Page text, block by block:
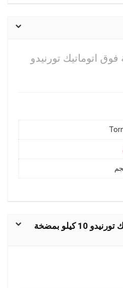
اتوماتيك تورنيدو
غسالة فوق اتوماتيك تورنيدو 10 كيلو بمضخة